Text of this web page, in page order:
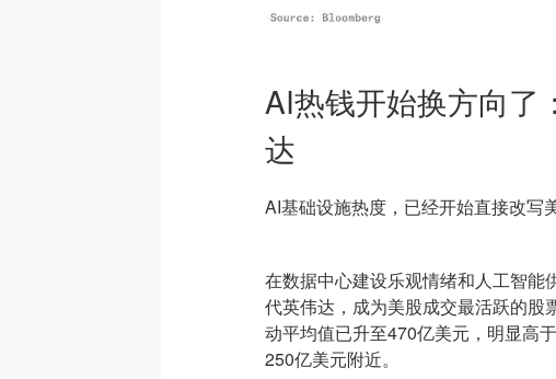
AI热钱开始换方向了
达
AI基础设施热度，已经开始直接改写
在数据中心建设乐观情绪和人工智能
代英伟达，成为美股成交最活跃的
动平均值已升至470亿美元，明显高
250亿美元附近。